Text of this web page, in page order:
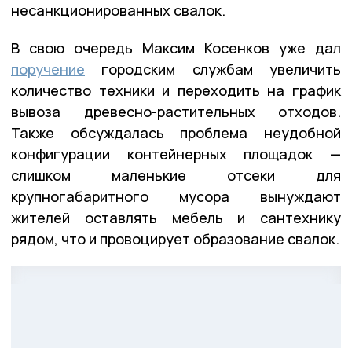
несанкционированных свалок.
В свою очередь Максим Косенков уже дал
поручение городским службам увеличить
количество техники и переходить на график
вывоза древесно-растительных отходов.
Также обсуждалась проблема неудобной
конфигурации контейнерных площадок —
слишком маленькие отсеки для
крупногабаритного мусора вынуждают
жителей оставлять мебель и сантехнику
рядом, что и провоцирует образование свалок.